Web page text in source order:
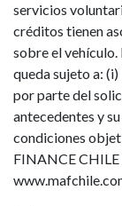
servicios
créditos tienen
sobre el
queda sujeto a:
por parte del
antecedentes y
condiciones
FINANCE